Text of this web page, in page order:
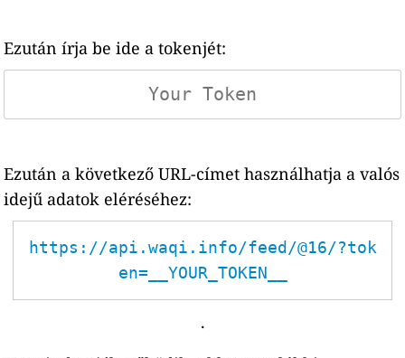
Ezután írja be ide a tokenjét:
Ezután a következő URL-címet használhatja a valós
idejű adatok eléréséhez:
https://api.waqi.info/feed/@16/?tok
en=__YOUR_TOKEN__
.